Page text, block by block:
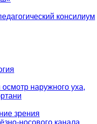
консилиум
наружного уха,
зрения